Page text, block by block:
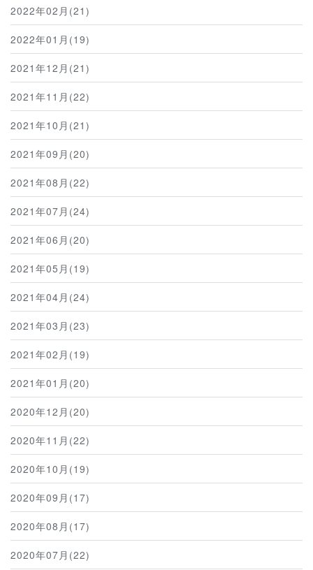
2022年02月(21)
2022年01月(19)
2021年12月(21)
2021年11月(22)
2021年10月(21)
2021年09月(20)
2021年08月(22)
2021年07月(24)
2021年06月(20)
2021年05月(19)
2021年04月(24)
2021年03月(23)
2021年02月(19)
2021年01月(20)
2020年12月(20)
2020年11月(22)
2020年10月(19)
2020年09月(17)
2020年08月(17)
2020年07月(22)